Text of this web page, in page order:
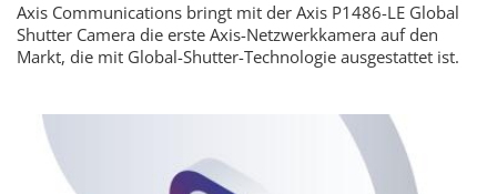
Axis Communications bringt mit der Axis P1486-LE Global
Shutter Camera die erste Axis-Netzwerkkamera auf den
Markt, die mit Global-Shutter-Technologie ausgestattet ist.